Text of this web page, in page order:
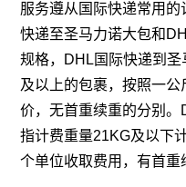
服务遵从国际快递常用
快递至圣马力诺大包和
规格，DHL国际快递到
及以上的包裹，按照一
价，无首重续重的分别
指计费重量21KG及以下
个单位收取费用，有首重